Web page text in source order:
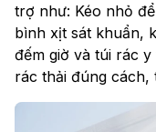
trợ như: Kéo nhỏ
bình xịt sát khuẩn,
đếm giờ và túi rác
rác thải đúng cách,